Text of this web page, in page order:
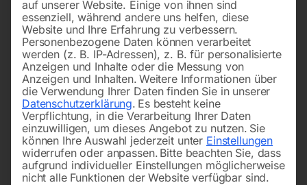
auf unserer Website. Einige von ihnen sind
essenziell, während andere uns helfen, diese
Website und Ihre Erfahrung zu verbessern.
Personenbezogene Daten können verarbeitet
werden (z. B. IP-Adressen), z. B. für personalisierte
Anzeigen und Inhalte oder die Messung von
Anzeigen und Inhalten. Weitere Informationen über
die Verwendung Ihrer Daten finden Sie in unserer
Datenschutzerklärung. Es besteht keine
Verpflichtung, in die Verarbeitung Ihrer Daten
einzuwilligen, um dieses Angebot zu nutzen. Sie
können Ihre Auswahl jederzeit unter Einstellungen
widerrufen oder anpassen. Bitte beachten Sie, dass
aufgrund individueller Einstellungen möglicherweise
nicht alle Funktionen der Website verfügbar sind.